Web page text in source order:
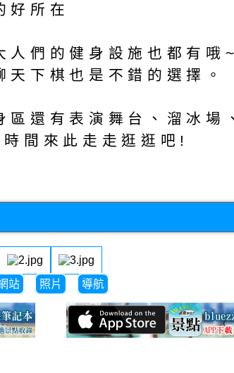
好所在
人們的健身設施也都有哦~
下棋也是不錯的選擇。
還有表演舞台、溜冰場
間來此走走逛逛吧!
站 照片 導航